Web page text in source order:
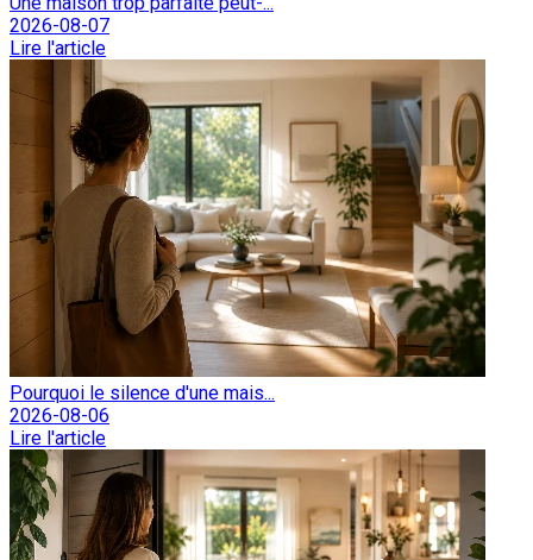
2026-08-07
Lire l'article
Pourquoi le silence d'une mais...
2026-08-06
Lire l'article